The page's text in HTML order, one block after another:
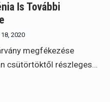
Is További
2020
megfékezése
csütörtöktől részleges…